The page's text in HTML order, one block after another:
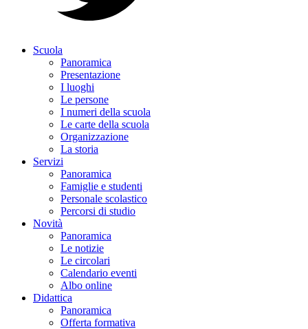
Scuola
Panoramica
Presentazione
I luoghi
Le persone
I numeri della scuola
Le carte della scuola
Organizzazione
La storia
Servizi
Panoramica
Famiglie e studenti
Personale scolastico
Percorsi di studio
Novità
Panoramica
Le notizie
Le circolari
Calendario eventi
Albo online
Didattica
Panoramica
Offerta formativa